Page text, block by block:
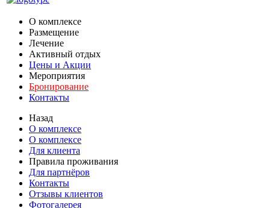
О комплексе
Размещение
Лечение
Активный отдых
Цены и Акции
Мероприятия
Бронирование
Контакты
Назад
О комплексе
О комплексе
Для клиента
Правила проживания
Для партнёров
Контакты
Отзывы клиентов
Фотогалерея